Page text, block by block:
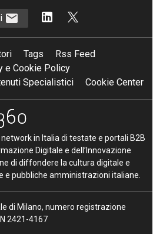
Tags
Rss Feed
e Cookie Policy
Specialistici
Cookie Center
in Italia di testate e portali B2B
Digitale e dell’Innovazione
di diffondere la cultura digitale e
e pubbliche amministrazioni italiane.
di Milano, numero registrazione
2421-4167